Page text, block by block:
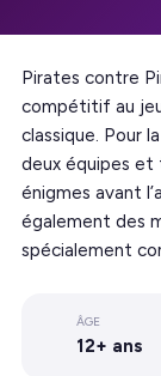
Pirates contre
compétitif au
classique. Pour
deux équipes
énigmes avant
également des
spécialement
ÂGE
12+ ans